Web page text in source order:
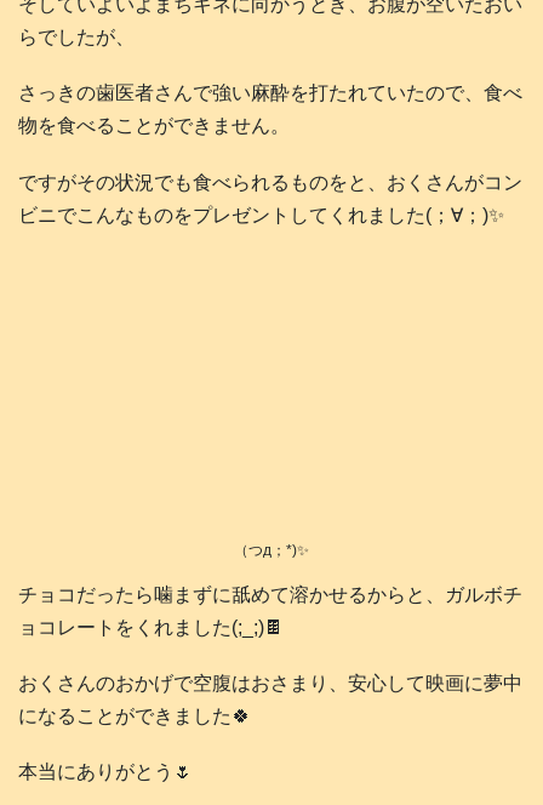
そしていよいよまちキネに向かうとき、お腹が空いたおい
らでしたが、
さっきの歯医者さんで強い麻酔を打たれていたので、食べ
物を食べることができません。
ですがその状況でも食べられるものをと、おくさんがコン
ビニでこんなものをプレゼントしてくれました(；∀；)✨
（つд；*)✨
チョコだったら噛まずに舐めて溶かせるからと、ガルボチ
ョコレートをくれました(;_;)🍫
おくさんのおかげで空腹はおさまり、安心して映画に夢中
になることができました🍀
本当にありがとう🌷